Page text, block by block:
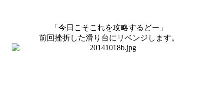
「今日こそこれを攻略するどー」
前回挫折した滑り台にリベンジします。